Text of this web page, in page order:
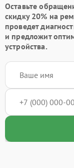
Оставьте
скидку 20% на
проведет
и предложит
устройства.